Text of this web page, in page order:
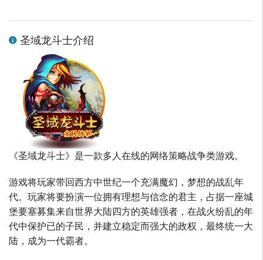
圣域龙斗士介绍
《圣域龙斗士》是一款多人在线的网络策略战争类游戏。
游戏将玩家带回西方中世纪一个充满魔幻，梦想的战乱年
代。玩家将要扮演一位拥有理想与信念的君主，占据一座城
堡要塞募集来自世界大陆四方的英雄强者，在战火纷乱的年
代中保护已的子民，并建立稳定而强大的政权，最终统一大
陆，成为一代霸者。